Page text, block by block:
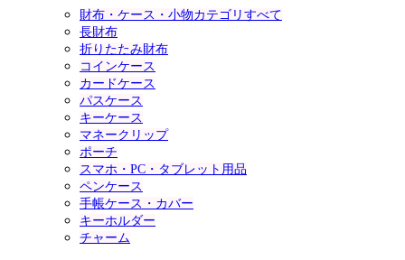
財布・ケース・小物カテゴリすべて
長財布
折りたたみ財布
コインケース
カードケース
パスケース
キーケース
マネークリップ
ポーチ
スマホ・PC・タブレット用品
ペンケース
手帳ケース・カバー
キーホルダー
チャーム